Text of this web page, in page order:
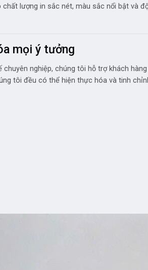
lượng in sắc nét, màu sắc nổi bật và
mọi ý tưởng
nghiệp, chúng tôi hỗ trợ khách
tôi đều có thể hiện thực hóa và tinh